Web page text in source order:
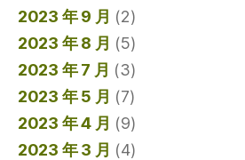
2023 年 9 月 (2)
2023 年 8 月 (5)
2023 年 7 月 (3)
2023 年 5 月 (7)
2023 年 4 月 (9)
2023 年 3 月 (4)